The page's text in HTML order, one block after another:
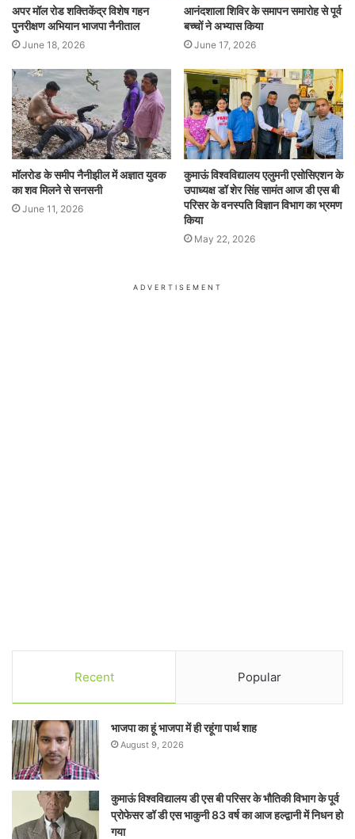
अपर मॉल रोड शक्तिकेंद्र विशेष गहन
पुनरीक्षण अभियान भाजपा नैनीताल
June 18, 2026
आनंदशाला शिविर के समापन समारोह से पूर्व
बच्चों ने अभ्यास किया
June 17, 2026
मॉलरोड के समीप नैनीझील में अज्ञात युवक
का शव मिलने से सनसनी
June 11, 2026
कुमाऊं विश्वविद्यालय एलुमनी एसोसिएशन के
उपाध्यक्ष डॉ शेर सिंह सामंत आज डी एस बी
परिसर के वनस्पति विज्ञान विभाग का भ्रमण
किया
May 22, 2026
ADVERTISEMENT
Recent Popular
भाजपा का हूं भाजपा में ही रहूंगा पार्थ शाह
August 9, 2026
कुमाऊं विश्वविद्यालय डी एस बी परिसर के भौतिकी विभाग के पूर्व
प्रोफेसर डॉ डी एस भाकुनी 83 वर्ष का आज हल्द्वानी में निधन हो
गया